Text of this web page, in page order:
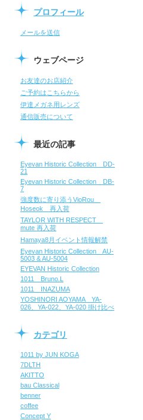
プロフィール
メールを送信
ウェブページ
お友達のお店紹介
ご予約はこちらから
伊達メガネ用レンズ
通信販売について
最近の記事
Eyevan Historic Collection DD-
21
Eyevan Historic Collection DB-
7
強度数に寄り添うVioRou
Hoseok 再入荷
TAYLOR WITH RESPECT
mute 再入荷
Hamaya8月イベント情報解禁
Eyevan Historic Collection AU-
5003 & AU-5004
EYEVAN Historic Collection
1011 Bruno.L
1011 INAZUMA
YOSHINORI AOYAMA YA-
026、YA-022、YA-020 掛け比べ
カテゴリ
1011 by JUN KOGA
7DLTH
AKITTO
bau Classical
benner
coffee
Concept Y